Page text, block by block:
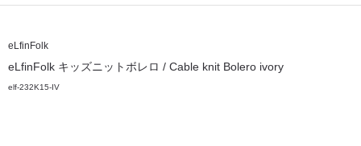
eLfinFolk
eLfinFolk キッズニットボレロ / Cable knit Bolero ivory
elf-232K15-IV